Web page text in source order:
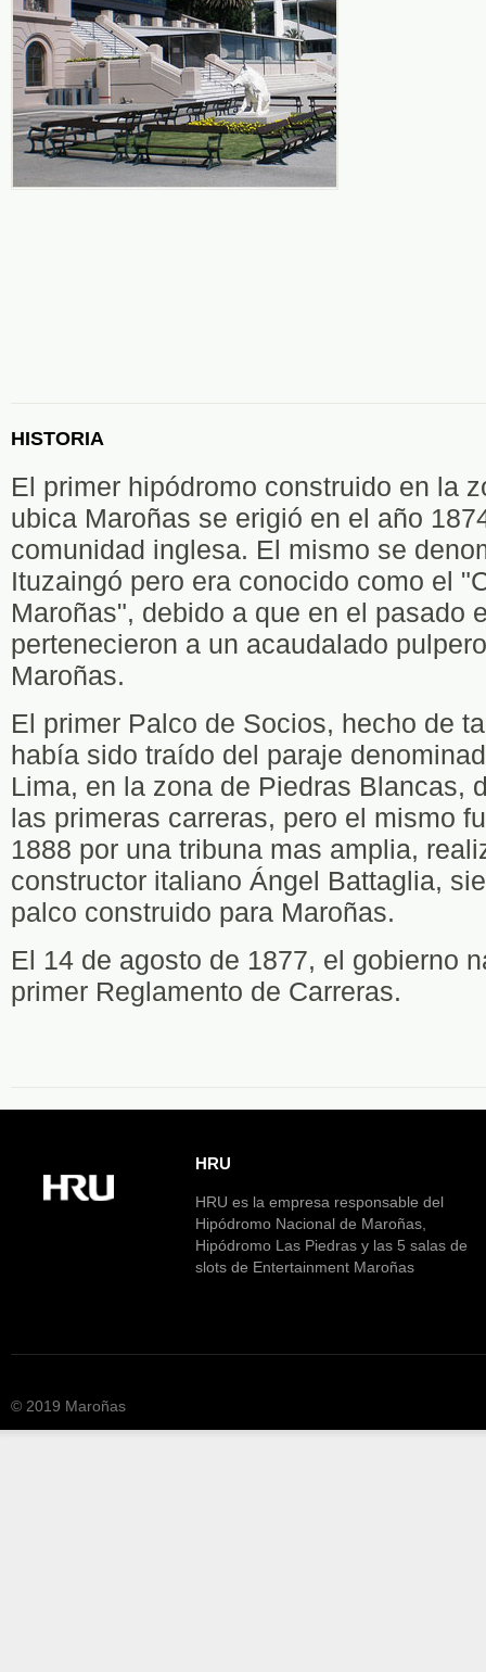
HISTORIA
El primer hipódromo construido en la
ubica Maroñas se erigió en el año
comunidad inglesa. El mismo se
Ituzaingó pero era conocido como el
Maroñas", debido a que en el pasado
pertenecieron a un acaudalado
Maroñas.
El primer Palco de Socios, hecho de
había sido traído del paraje
Lima, en la zona de Piedras Blancas,
las primeras carreras, pero el mismo
1888 por una tribuna mas amplia,
constructor italiano Ángel Battaglia,
palco construido para Maroñas.
El 14 de agosto de 1877, el gobierno
primer Reglamento de Carreras.
HRU
HRU
HRU es la empresa responsable del
Hipódromo Nacional de Maroñas,
Hipódromo Las Piedras y las 5 salas de
slots de Entertainment Maroñas
© 2019 Maroñas